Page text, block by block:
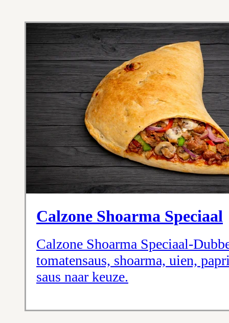
Calzone Shoarma Speciaal
Calzone Shoarma Speciaal-
tomatensaus, shoarma, uien,
saus naar keuze.